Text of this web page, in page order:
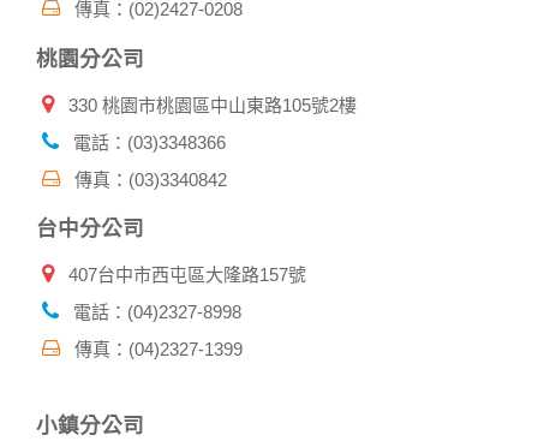
或電子郵件給您。本公司除了在該資料或電子郵件上註明是由
收這些資料或電子郵件的方法及說明。
資料使用:
本公司不會向任何人出售或出借您的個人識別資料。
資料：
違反本公司旗下網站的會員條款或產品、服務的特定使用指
2.為了保護使用者個人隱私，我們無法為您查詢其他使用者的
帳號資料。若您有相關法律上問題需查閱他人資料時，請務必
有相關資料，以協助調查及破案！
請妥善保管您在本公司及相關企業伙伴網站的帳號、密碼或個
傳真：(02)2427-0208
桃園分公司
330 桃園市桃園區中山東路105號2樓
電話：(03)3348366
傳真：(03)3340842
台中分公司
407台中市西屯區大隆路157號
電話：(04)2327-8998
傳真：(04)2327-1399
小鎮分公司